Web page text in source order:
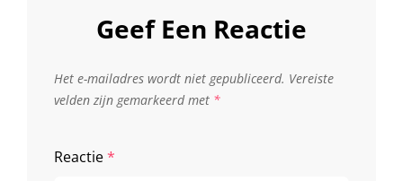
Geef Een Reactie
Het e-mailadres wordt niet gepubliceerd. Vereiste
velden zijn gemarkeerd met *
Reactie*